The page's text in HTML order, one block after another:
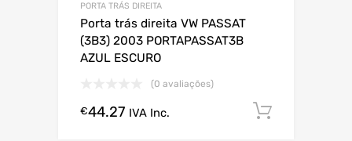
PORTA TRÁS DIREITA
Porta trás direita VW PASSAT
(3B3) 2003 PORTAPASSAT3B
AZUL ESCURO
(0 avaliações)
€44.27 IVA Inc.